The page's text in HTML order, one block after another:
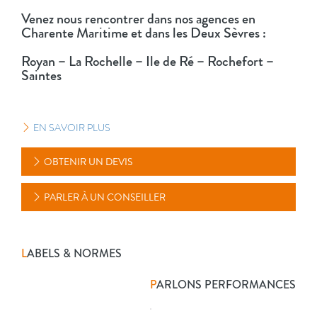
Venez nous rencontrer dans nos agences en
Charente Maritime et dans les Deux Sèvres :
Royan – La Rochelle – Ile de Ré – Rochefort –
Saintes
EN SAVOIR PLUS
OBTENIR UN DEVIS
PARLER À UN CONSEILLER
LABELS & NORMES
PARLONS PERFORMANCES